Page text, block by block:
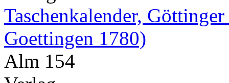
Taschenkalender,
Goettingen 1780)
Alm 154